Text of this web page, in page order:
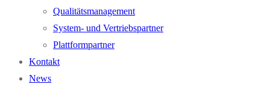
Qualitätsmanagement
System- und Vertriebspartner
Plattformpartner
Kontakt
News